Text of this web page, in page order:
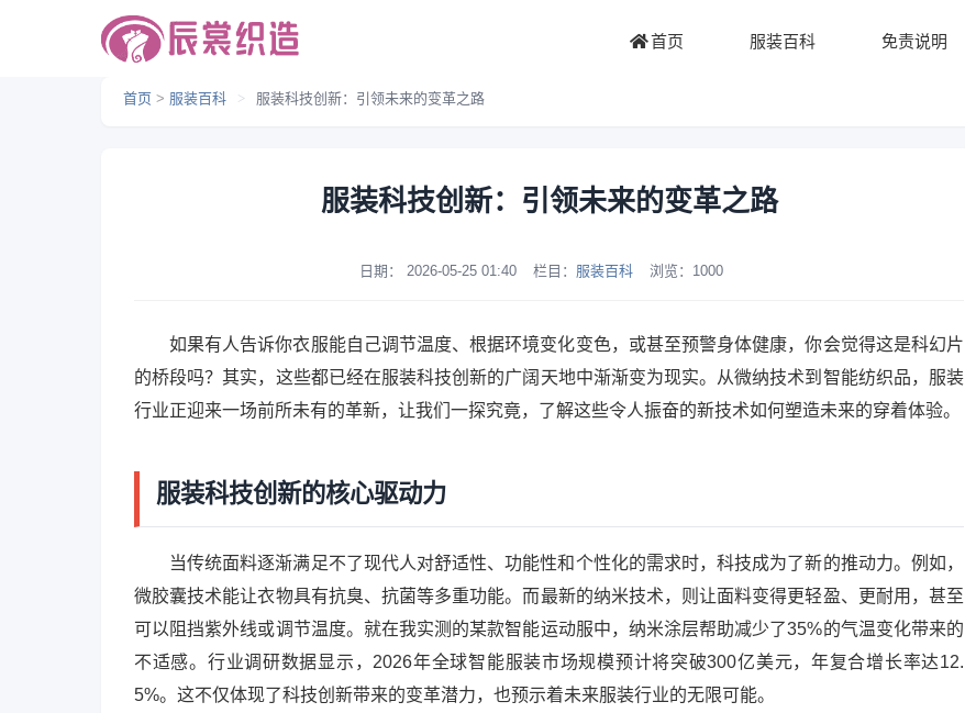
首页 服装百科 免责说明
首页 > 服装百科 > 服装科技创新：引领未来的变革之路
服装科技创新：引领未来的变革之路
日期： 2026-05-25 01:40 栏目： 服装百科 浏览： 1000
如果有人告诉你衣服能自己调节温度、根据环境变化变色，或甚至预警身体健康，你会觉得这是科幻片
的桥段吗？其实，这些都已经在服装科技创新的广阔天地中渐渐变为现实。从微纳技术到智能纺织品，服装
行业正迎来一场前所未有的革新，让我们一探究竟，了解这些令人振奋的新技术如何塑造未来的穿着体验。
服装科技创新的核心驱动力
当传统面料逐渐满足不了现代人对舒适性、功能性和个性化的需求时，科技成为了新的推动力。例如，
微胶囊技术能让衣物具有抗臭、抗菌等多重功能。而最新的纳米技术，则让面料变得更轻盈、更耐用，甚至
可以阻挡紫外线或调节温度。就在我实测的某款智能运动服中，纳米涂层帮助减少了35%的气温变化带来的
不适感。行业调研数据显示，2026年全球智能服装市场规模预计将突破300亿美元，年复合增长率达12.
5%。这不仅体现了科技创新带来的变革潜力，也预示着未来服装行业的无限可能。